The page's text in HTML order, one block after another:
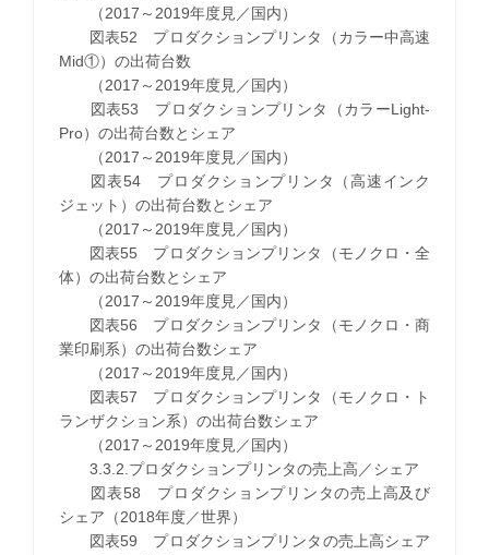
（2017～2019年度見／国内）
図表52 プロダクションプリンタ（カラー中高速
Mid①）の出荷台数
（2017～2019年度見／国内）
図表53 プロダクションプリンタ（カラーLight-
Pro）の出荷台数とシェア
（2017～2019年度見／国内）
図表54 プロダクションプリンタ（高速インク
ジェット）の出荷台数とシェア
（2017～2019年度見／国内）
図表55 プロダクションプリンタ（モノクロ・全
体）の出荷台数とシェア
（2017～2019年度見／国内）
図表56 プロダクションプリンタ（モノクロ・商
業印刷系）の出荷台数シェア
（2017～2019年度見／国内）
図表57 プロダクションプリンタ（モノクロ・ト
ランザクション系）の出荷台数シェア
（2017～2019年度見／国内）
3.3.2.プロダクションプリンタの売上高／シェア
図表58 プロダクションプリンタの売上高及び
シェア（2018年度／世界）
図表59 プロダクションプリンタの売上高シェア